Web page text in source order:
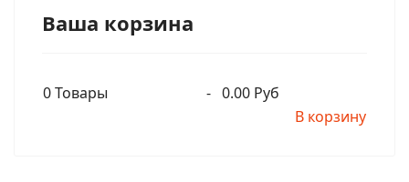
Ваша корзина
0Товары - 0.00 Руб
В корзину